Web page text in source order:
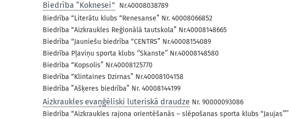
Biedrība “Koknesei” Nr.40008038789
Biedrība “Literātu klubs “Renesanse” Nr. 40008066852
Biedrība “Aizkraukles Reģionālā tautskola” Nr.40008148665
Biedrība “Jauniešu biedrība “CENTRS” Nr.40008154089
Biedrība Pļaviņu sporta klubs ‘’Skanste’’ Nr.40008148580
Biedrība “Kopsolis” Nr.40008125770
Biedrība “Klintaines Dzirnas” Nr.40008104158
Biedrība ”Ašķeres biedrība” Nr. 40008144199
Aizkraukles evaņģēliski luteriskā draudze Nr. 90000093086
Biedrība “Aizkraukles rajona orientēšanās – slēpošanas sporta klubs “Jaujas’”’